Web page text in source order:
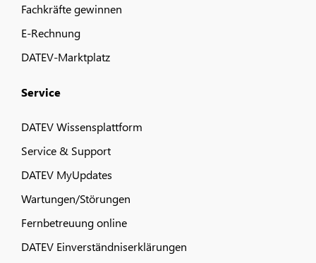
Fachkräfte gewinnen
E-Rechnung
DATEV-Marktplatz
Service
DATEV Wissensplattform
Service & Support
DATEV MyUpdates
Wartungen/Störungen
Fernbetreuung online
DATEV Einverständniserklärungen